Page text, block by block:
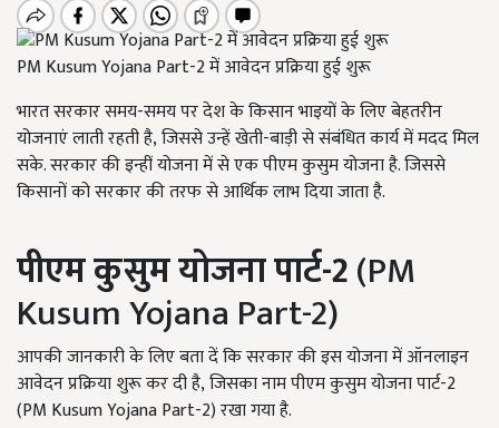
PM Kusum Yojana Part-2 में आवेदन प्रक्रिया हुई शुरू
भारत सरकार समय-समय पर देश के किसान भाइयों के लिए बेहतरीन
योजनाएं लाती रहती है, जिससे उन्हें खेती-बाड़ी से संबंधित कार्य में मदद मिल
सके. सरकार की इन्हीं योजना में से एक पीएम कुसुम योजना है. जिससे
किसानों को सरकार की तरफ से आर्थिक लाभ दिया जाता है.
पीएम कुसुम योजना पार्ट-2(PM
Kusum Yojana Part-2)
आपकी जानकारी के लिए बता दें कि सरकार की इस योजना में ऑनलाइन
आवेदन प्रक्रिया शुरू कर दी है, जिसका नाम पीएम कुसुम योजना पार्ट-2
(PM Kusum Yojana Part-2)रखा गया है.